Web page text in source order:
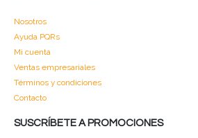
Nosotros
Ayuda PQRs
Mi cuenta
Ventas empresariales
Términos y condiciones
Contacto
SUSCRÍBETE A PROMOCIONES